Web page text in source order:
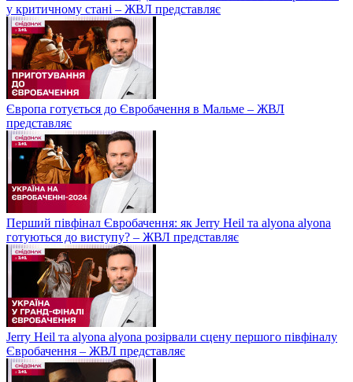
у критичному стані – ЖВЛ представляє
Європа готується до Євробачення в Мальме – ЖВЛ
представляє
Перший півфінал Євробачення: як Jerry Heil та alyona alyona
готуються до виступу? – ЖВЛ представляє
Jerry Heil та аlyona аlyona розірвали сцену першого півфіналу
Євробачення – ЖВЛ представляє